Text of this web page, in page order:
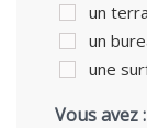
un
un
une
Vous avez :